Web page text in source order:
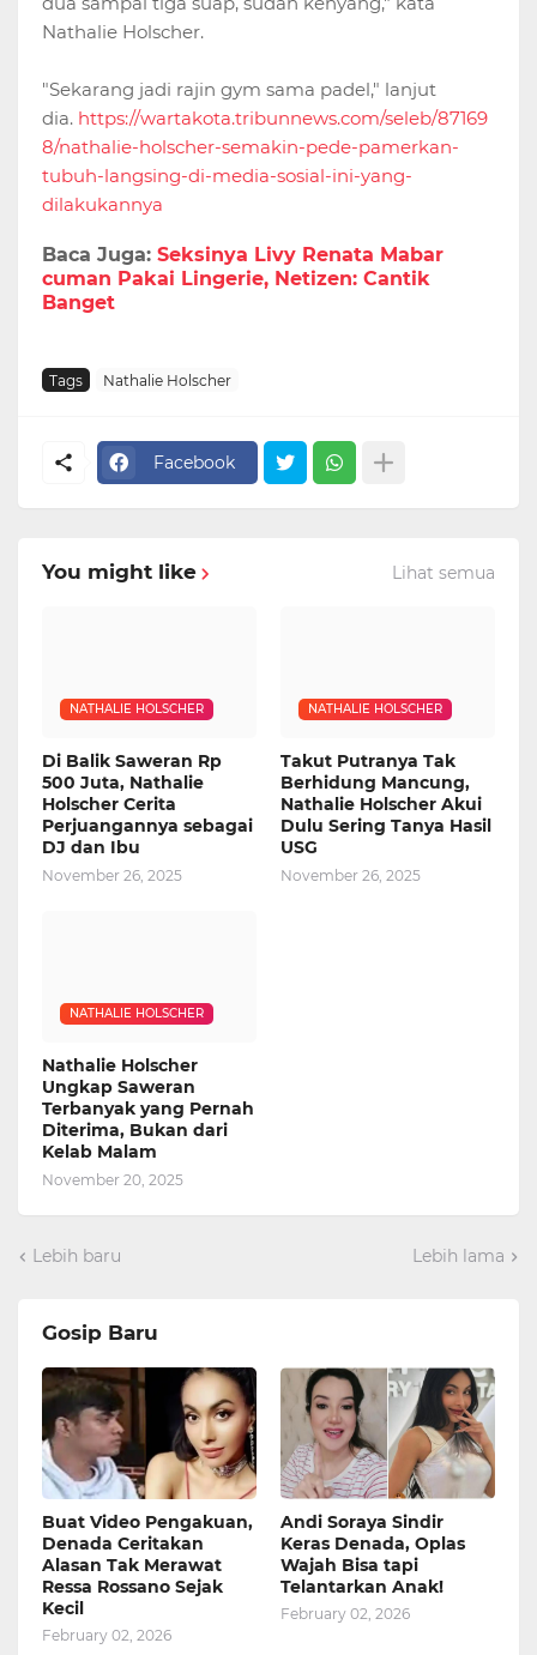
Nathalie Holscher.
"Sekarang jadi rajin gym sama padel," lanjut
dia. https://wartakota.tribunnews.com/seleb/87169
8/nathalie-holscher-semakin-pede-pamerkan-
tubuh-langsing-di-media-sosial-ini-yang-
dilakukannya
Baca Juga: Seksinya Livy Renata Mabar
cuman Pakai Lingerie, Netizen: Cantik
Banget
Tags Nathalie Holscher
Facebook
You might like Lihat semua
NATHALIE HOLSCHER
Di Balik Saweran Rp
500 Juta, Nathalie
Holscher Cerita
Perjuangannya sebagai
DJ dan Ibu
November 26, 2025
NATHALIE HOLSCHER
Takut Putranya Tak
Berhidung Mancung,
Nathalie Holscher Akui
Dulu Sering Tanya Hasil
USG
November 26, 2025
NATHALIE HOLSCHER
Nathalie Holscher
Ungkap Saweran
Terbanyak yang Pernah
Diterima, Bukan dari
Kelab Malam
November 20, 2025
Lebih baru Lebih lama
Gosip Baru
Buat Video Pengakuan,
Denada Ceritakan
Alasan Tak Merawat
Ressa Rossano Sejak
Kecil
February 02, 2026
Andi Soraya Sindir
Keras Denada, Oplas
Wajah Bisa tapi
Telantarkan Anak!
February 02, 2026